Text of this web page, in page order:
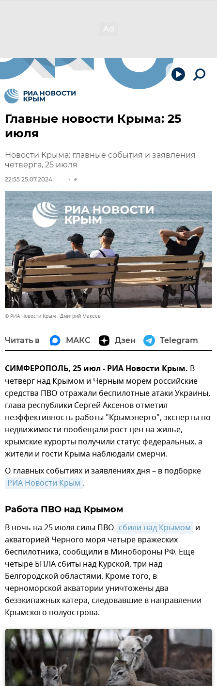
Главные новости Крыма: 25
июля
Новости Крыма: главные события и заявления
четверга, 25 июля
22:55 25.07.2024
© РИА Новости Крым . Дмитрий Макеев
Читать в МАКС Дзен Telegram
СИМФЕРОПОЛЬ, 25 июл - РИА Новости Крым. В
четверг над Крымом и Черным морем российские
средства ПВО отражали беспилотные атаки Украины,
глава республики Сергей Аксенов отметил
неэффективность работы "Крымэнерго", эксперты по
недвижимости пообещали рост цен на жилье,
крымские курорты получили статус федеральных, а
жители и гости Крыма наблюдали смерчи.
О главных событиях и заявлениях дня – в подборке
РИА Новости Крым .
Работа ПВО над Крымом
В ночь на 25 июля силы ПВО сбили над Крымом и
акваторией Черного моря четыре вражеских
беспилотника, сообщили в Минобороны РФ. Еще
четыре БПЛА сбиты над Курской, три над
Белгородской областями. Кроме того, в
черноморской акватории уничтожены два
безэкипажных катера, следовавшие в направлении
Крымского полуострова.